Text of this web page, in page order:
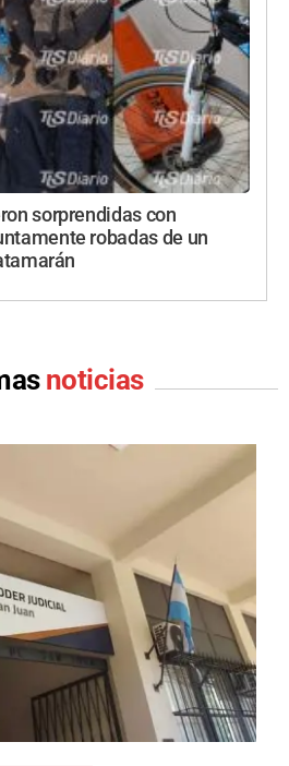
sorprendidas con
robadas de un
noticias